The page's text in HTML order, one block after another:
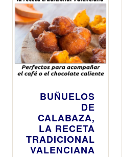
BUÑUELOS
DE
CALABAZA,
LA RECETA
TRADICIONAL
VALENCIANA